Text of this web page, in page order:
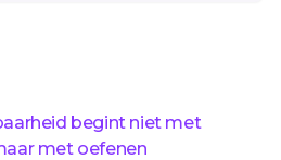
begint niet met
met oefenen